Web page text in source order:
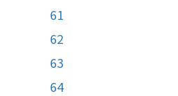
61
62
63
64